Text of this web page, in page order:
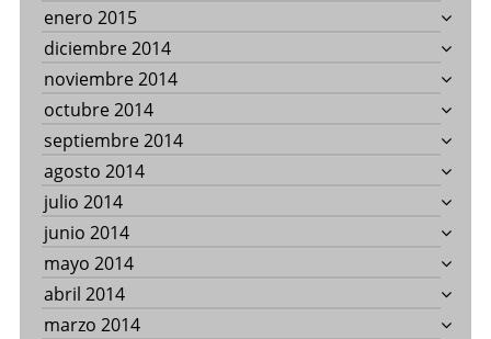
enero 2015
diciembre 2014
noviembre 2014
octubre 2014
septiembre 2014
agosto 2014
julio 2014
junio 2014
mayo 2014
abril 2014
marzo 2014